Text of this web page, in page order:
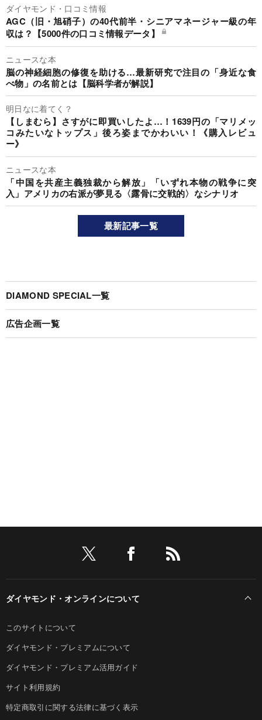
ダイヤモンド・口コミ情報
AGC（旧・旭硝子）の40代前半・シニアマネージャー級の年
収は？【5000件の口コミ情報データ】
ニュースな本
脳の神経細胞の修復を助ける…最新研究で注目の「身近な食
べ物」の名前とは【脳科学者が解説】
明日なに着てく？
【しまむら】さすがに即買いしたよ…！1639円の「マリメッ
コみたいなトップス」後ろ姿までかわいい！《購入レビュ
ー》
ニュースな本
「中国を共産主義独裁から解放」「いずれ本物の戦争に突
入」アメリカの右派が夢見る〈露骨に交戦的〉なシナリオ
最新記事一覧
DIAMOND SPECIAL一覧
広告企画一覧
ダイヤモンド・オンラインについて
このサイトについて
ダイヤモンド・プレミアムについて
ダイヤモンド・プレミアム活用ガイド
サイト利用規約
特定商取引に関する法律に基づく表示